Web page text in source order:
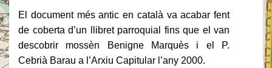
El document més antic en català va acabar fent
de coberta d’un llibret parroquial fins que el van
descobrir mossèn Benigne Marquès i el P.
Cebrià Barau a l’Arxiu Capitular l’any 2000.